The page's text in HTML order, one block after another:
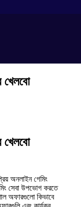
খেলবো
খেলবো
অনলাইন গেমিং
সেবা উপভোগ করতে
অফারগুলো কিভাবে